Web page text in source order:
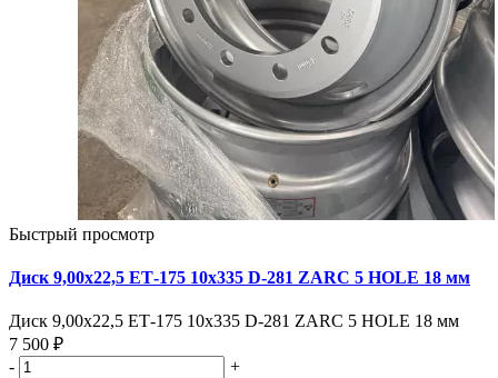
Быстрый просмотр
Диск 9,00х22,5 ЕТ-175 10х335 D-281 ZARC 5 HOLE 18 мм
Диск 9,00х22,5 ЕТ-175 10х335 D-281 ZARC 5 HOLE 18 мм
7 500 ₽
-
+